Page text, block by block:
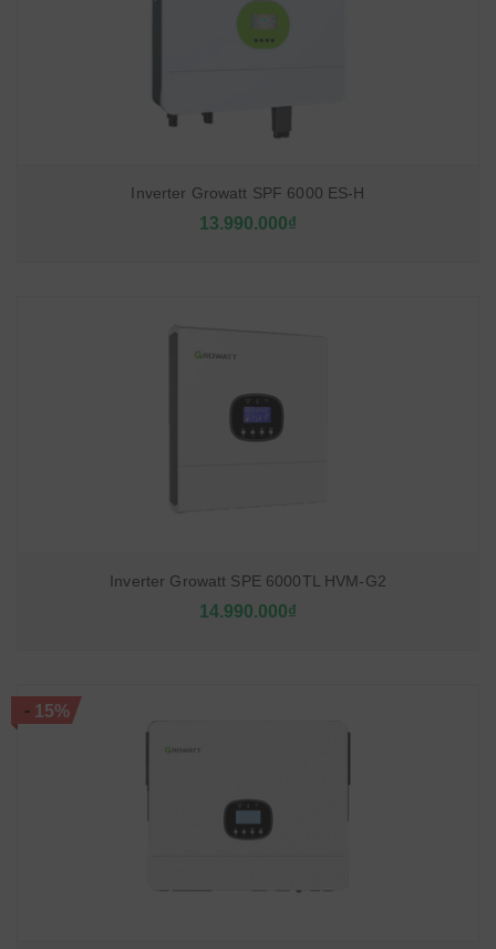
Inverter Growatt SPF 6000 ES-H
13.990.000₫
Inverter Growatt SPE 6000TL HVM-G2
14.990.000₫
-15%